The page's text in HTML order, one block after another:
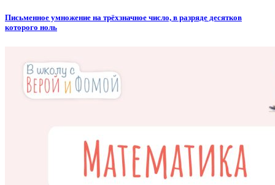
Письменное умножение на трёхзначное число, в разряде десятков
которого ноль